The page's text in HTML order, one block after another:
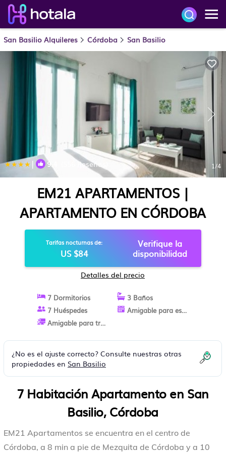
San Basilio Alquileres Córdoba San Basilio
| 9.4 (556 Reseñas) 1/4
EM21 APARTAMENTOS |
APARTAMENTO EN CÓRDOBA
Tarifas nocturnas de:
US $84
Verifique la
disponibilidad
Detalles del precio
7 Dormitorios
3 Baños
7 Huéspedes
Amigable para estancias largas
Amigable para trabajo
¿No es el ajuste correcto? Consulte nuestras otras
propiedades en San Basilio
7 Habitación Apartamento en San
Basilio, Córdoba
EM21 Apartamentos se encuentra en el centro de
Córdoba, a 8 min a pie de Mezquita de Córdoba y a 10